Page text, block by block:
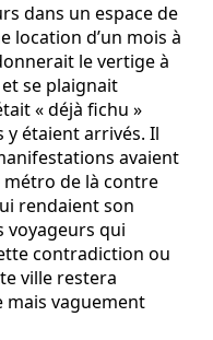
dans un espace de
location d’un mois à
le vertige à
se plaignait
« déjà fichu »
y étaient arrivés. Il
avaient
de là contre
rendaient son
voyageurs qui
contradiction ou
ville restera
vaguement